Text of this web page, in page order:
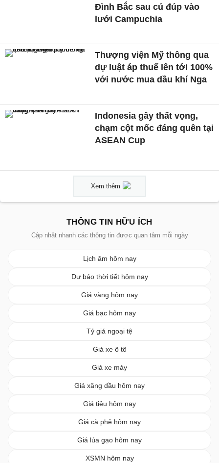
Đình Bắc sau cú đúp vào
lưới Campuchia
Thượng viện Mỹ thông qua
dự luật áp thuế lên tới 100%
với nước mua dầu khí Nga
Indonesia gây thất vọng,
chạm cột mốc đáng quên tại
ASEAN Cup
Xem thêm
THÔNG TIN HỮU ÍCH
Cập nhật nhanh các thông tin được quan tâm mỗi ngày
Lịch âm hôm nay
Dự báo thời tiết hôm nay
Giá vàng hôm nay
Giá bạc hôm nay
Tỷ giá ngoại tệ
Giá xe ô tô
Giá xe máy
Giá xăng dầu hôm nay
Giá tiêu hôm nay
Giá cà phê hôm nay
Giá lúa gạo hôm nay
XSMN hôm nay